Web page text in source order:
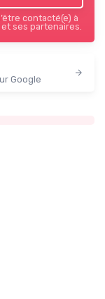
contacté(e) à
et ses partenaires.
Google